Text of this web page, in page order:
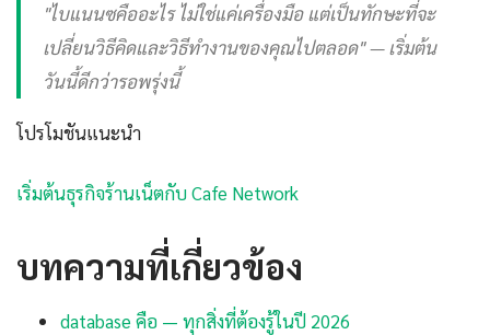
"ไบแนนซคืออะไร ไม่ใช่แค่เครื่องมือ แต่เป็นทักษะที่จะ
เปลี่ยนวิธีคิดและวิธีทำงานของคุณไปตลอด" — เริ่มต้น
วันนี้ดีกว่ารอพรุ่งนี้
โปรโมชันแนะนำ
เริ่มต้นธุรกิจร้านเน็ตกับ Cafe Network
บทความที่เกี่ยวข้อง
database คือ — ทุกสิ่งที่ต้องรู้ในปี 2026